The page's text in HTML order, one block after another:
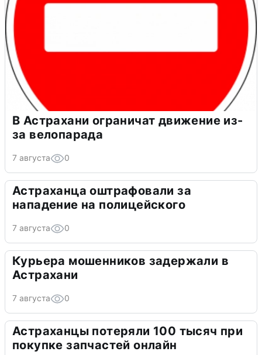
В Астрахани ограничат движение из-
за велопарада
7 августа 0
Астраханца оштрафовали за
нападение на полицейского
7 августа 0
Курьера мошенников задержали в
Астрахани
7 августа 0
Астраханцы потеряли 100 тысяч при
покупке запчастей онлайн